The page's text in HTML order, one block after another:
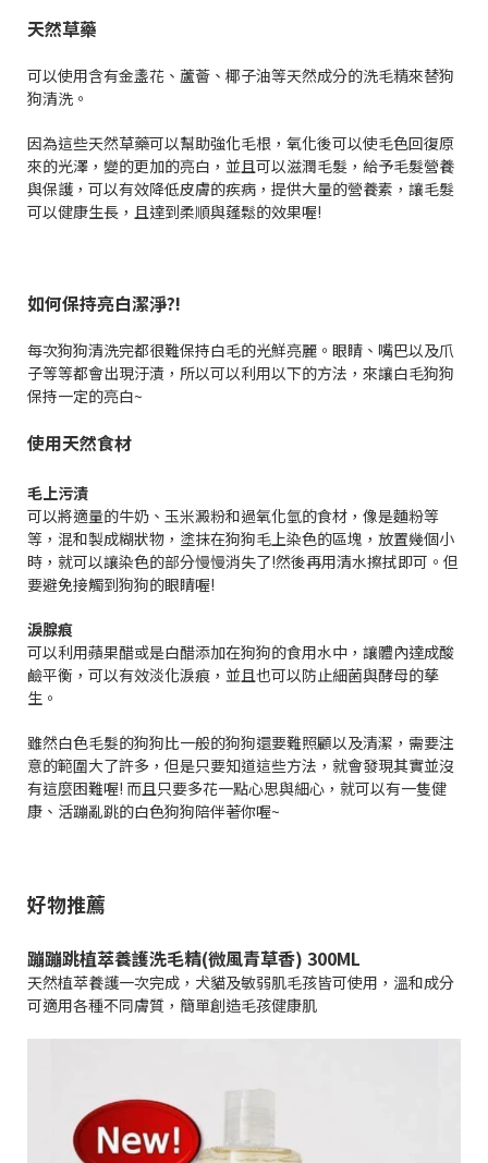
天然草藥
可以使用含有金盞花、蘆薈、椰子油等天然成分的洗毛精來替狗
狗清洗。
因為這些天然草藥可以幫助強化毛根，氧化後可以使毛色回復原
來的光澤，變的更加的亮白，並且可以滋潤毛髮，給予毛髮營養
與保護，可以有效降低皮膚的疾病，提供大量的營養素，讓毛髮
可以健康生長，且達到柔順與蓬鬆的效果喔!
如何保持亮白潔淨?!
每次狗狗清洗完都很難保持白毛的光鮮亮麗。眼睛、嘴巴以及爪
子等等都會出現汙漬，所以可以利用以下的方法，來讓白毛狗狗
保持一定的亮白~
使用天然食材
毛上污漬
可以將適量的牛奶、玉米澱粉和過氧化氫的食材，像是麵粉等
等，混和製成糊狀物，塗抹在狗狗毛上染色的區塊，放置幾個小
時，就可以讓染色的部分慢慢消失了!然後再用清水擦拭即可。但
要避免接觸到狗狗的眼睛喔!
淚腺痕
可以利用蘋果醋或是白醋添加在狗狗的食用水中，讓體內達成酸
鹼平衡，可以有效淡化淚痕，並且也可以防止細菌與酵母的孳
生。
雖然白色毛髮的狗狗比一般的狗狗還要難照顧以及清潔，需要注
意的範圍大了許多，但是只要知道這些方法，就會發現其實並沒
有這麼困難喔! 而且只要多花一點心思與細心，就可以有一隻健
康、活蹦亂跳的白色狗狗陪伴著你喔~
好物推薦
蹦蹦跳植萃養護洗毛精(微風青草香) 300ML
天然植萃養護一次完成，犬貓及敏弱肌毛孩皆可使用，溫和成分
可適用各種不同膚質，簡單創造毛孩健康肌